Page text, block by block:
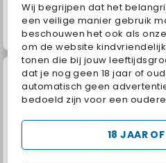
Wij begrijpen dat het
een veilige manier gebruik
beschouwen het ook als
om de website
tonen die bij jouw
dat je nog geen 18 jaar of
automatisch geen
bedoeld zijn voor een
18 JAAR
Fashion Princess - Dress Up for Girls